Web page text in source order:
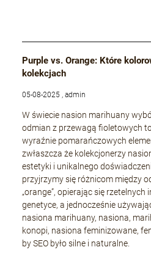
Purple vs. Orange: Które
kolekcjach
05-08-2025 , admin
W świecie nasion marihuany
odmian z przewagą fioletowych
wyraźnie pomarańczowych
zwłaszcza że kolekcjonerzy
estetyki i unikalnego
przyjrzymy się różnicom między
„orange”, opierając się
genetyce, a jednocześnie
nasiona marihuany, nasiona,
konopi, nasiona feminizowane,
by SEO było silne i naturalne.